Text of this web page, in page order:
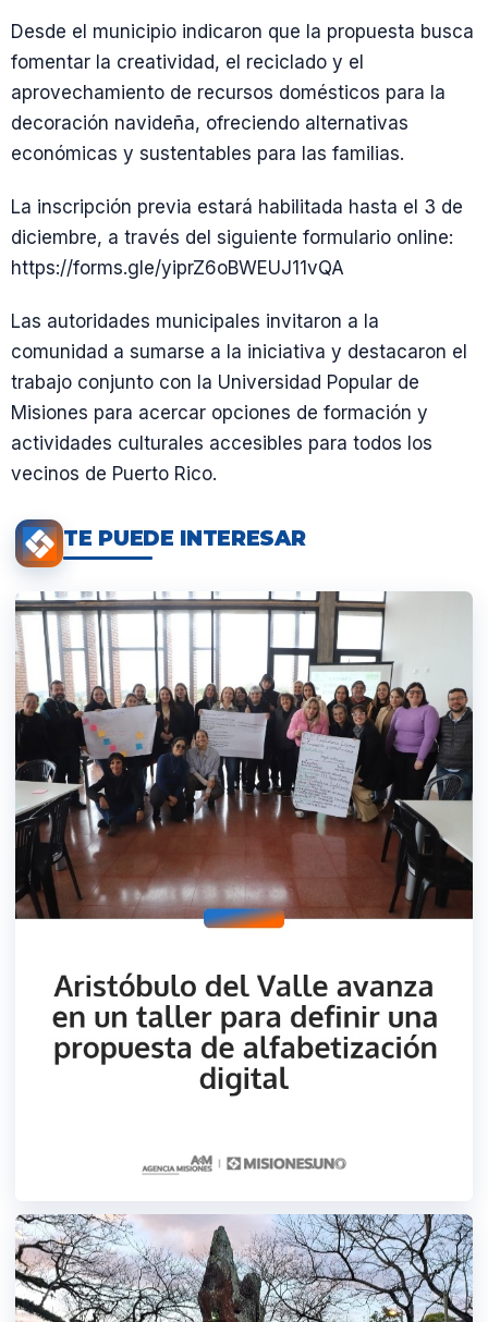
Desde el municipio indicaron que la propuesta busca
fomentar la creatividad, el reciclado y el
aprovechamiento de recursos domésticos para la
decoración navideña, ofreciendo alternativas
económicas y sustentables para las familias.
La inscripción previa estará habilitada hasta el 3 de
diciembre, a través del siguiente formulario online:
https://forms.gle/yiprZ6oBWEUJ11vQA
Las autoridades municipales invitaron a la
comunidad a sumarse a la iniciativa y destacaron el
trabajo conjunto con la Universidad Popular de
Misiones para acercar opciones de formación y
actividades culturales accesibles para todos los
vecinos de Puerto Rico.
TE PUEDE INTERESAR